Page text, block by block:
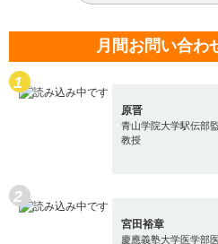
月間お問い合わ
原晋
青山学院大学駅伝部
教授
宮田裕章
慶應義塾大学医学部